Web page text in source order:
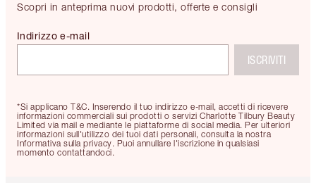
Scopri in anteprima nuovi prodotti, offerte e consigli
*Si applicano T&C. Inserendo il tuo indirizzo e-mail, accetti di ricevere
informazioni commerciali sui prodotti o servizi Charlotte Tilbury Beauty
Limited via mail e mediante le piattaforme di social media. Per ulteriori
informazioni sull'utilizzo dei tuoi dati personali, consulta la nostra
Informativa sulla privacy. Puoi annullare l'iscrizione in qualsiasi
momento contattandoci.
Indirizzo e-mail
ISCRIVITI